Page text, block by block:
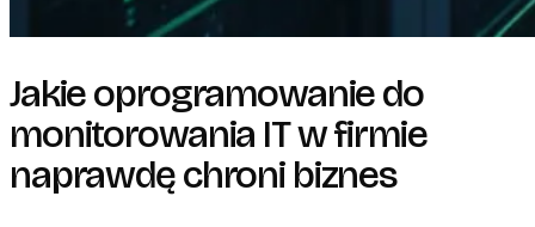
Jakie oprogramowanie do
monitorowania IT w firmie
naprawdę chroni biznes